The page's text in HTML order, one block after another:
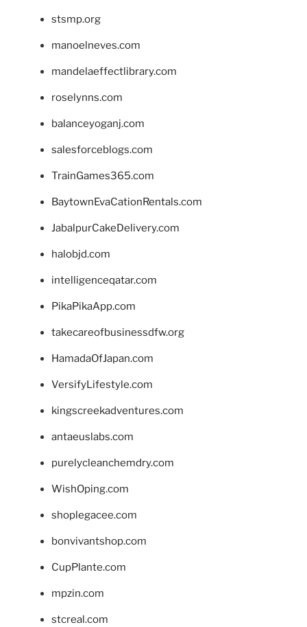
stsmp.org
manoelneves.com
mandelaeffectlibrary.com
roselynns.com
balanceyoganj.com
salesforceblogs.com
TrainGames365.com
BaytownEvaCationRentals.com
JabalpurCakeDelivery.com
halobjd.com
intelligenceqatar.com
PikaPikaApp.com
takecareofbusinessdfw.org
HamadaOfJapan.com
VersifyLifestyle.com
kingscreekadventures.com
antaeuslabs.com
purelycleanchemdry.com
WishOping.com
shoplegacee.com
bonvivantshop.com
CupPlante.com
mpzin.com
stcreal.com